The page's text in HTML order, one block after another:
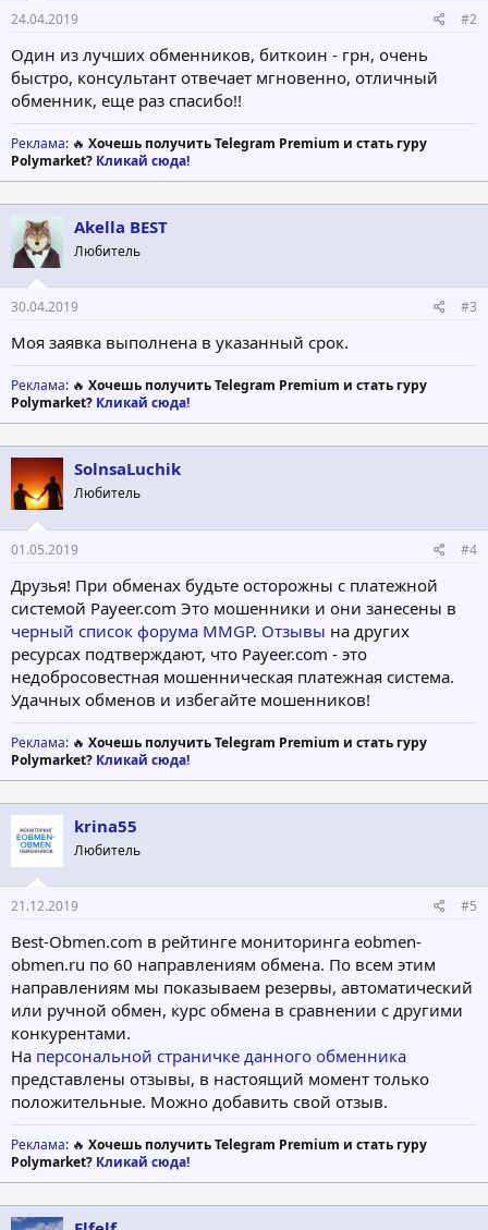
24.04.2019 #2
Один из лучших обменников, биткоин - грн, очень
быстро, консультант отвечает мгновенно, отличный
обменник, еще раз спасибо!!
Реклама: 🔥 Хочешь получить Telegram Premium и стать гуру
Polymarket? Кликай сюда!
Akella BEST
Любитель
30.04.2019 #3
Моя заявка выполнена в указанный срок.
Реклама: 🔥 Хочешь получить Telegram Premium и стать гуру
Polymarket? Кликай сюда!
SolnsaLuchik
Любитель
01.05.2019 #4
Друзья! При обменах будьте осторожны с платежной
системой Payeer.com Это мошенники и они занесены в
черный список форума MMGP. Отзывы на других
ресурсах подтверждают, что Payeer.com - это
недобросовестная мошенническая платежная система.
Удачных обменов и избегайте мошенников!
Реклама: 🔥 Хочешь получить Telegram Premium и стать гуру
Polymarket? Кликай сюда!
krina55
Любитель
21.12.2019 #5
Best-Obmen.com в рейтинге мониторинга eobmen-
obmen.ru по 60 направлениям обмена. По всем этим
направлениям мы показываем резервы, автоматический
или ручной обмен, курс обмена в сравнении с другими
конкурентами.
На персональной страничке данного обменника
представлены отзывы, в настоящий момент только
положительные. Можно добавить свой отзыв.
Реклама: 🔥 Хочешь получить Telegram Premium и стать гуру
Polymarket? Кликай сюда!